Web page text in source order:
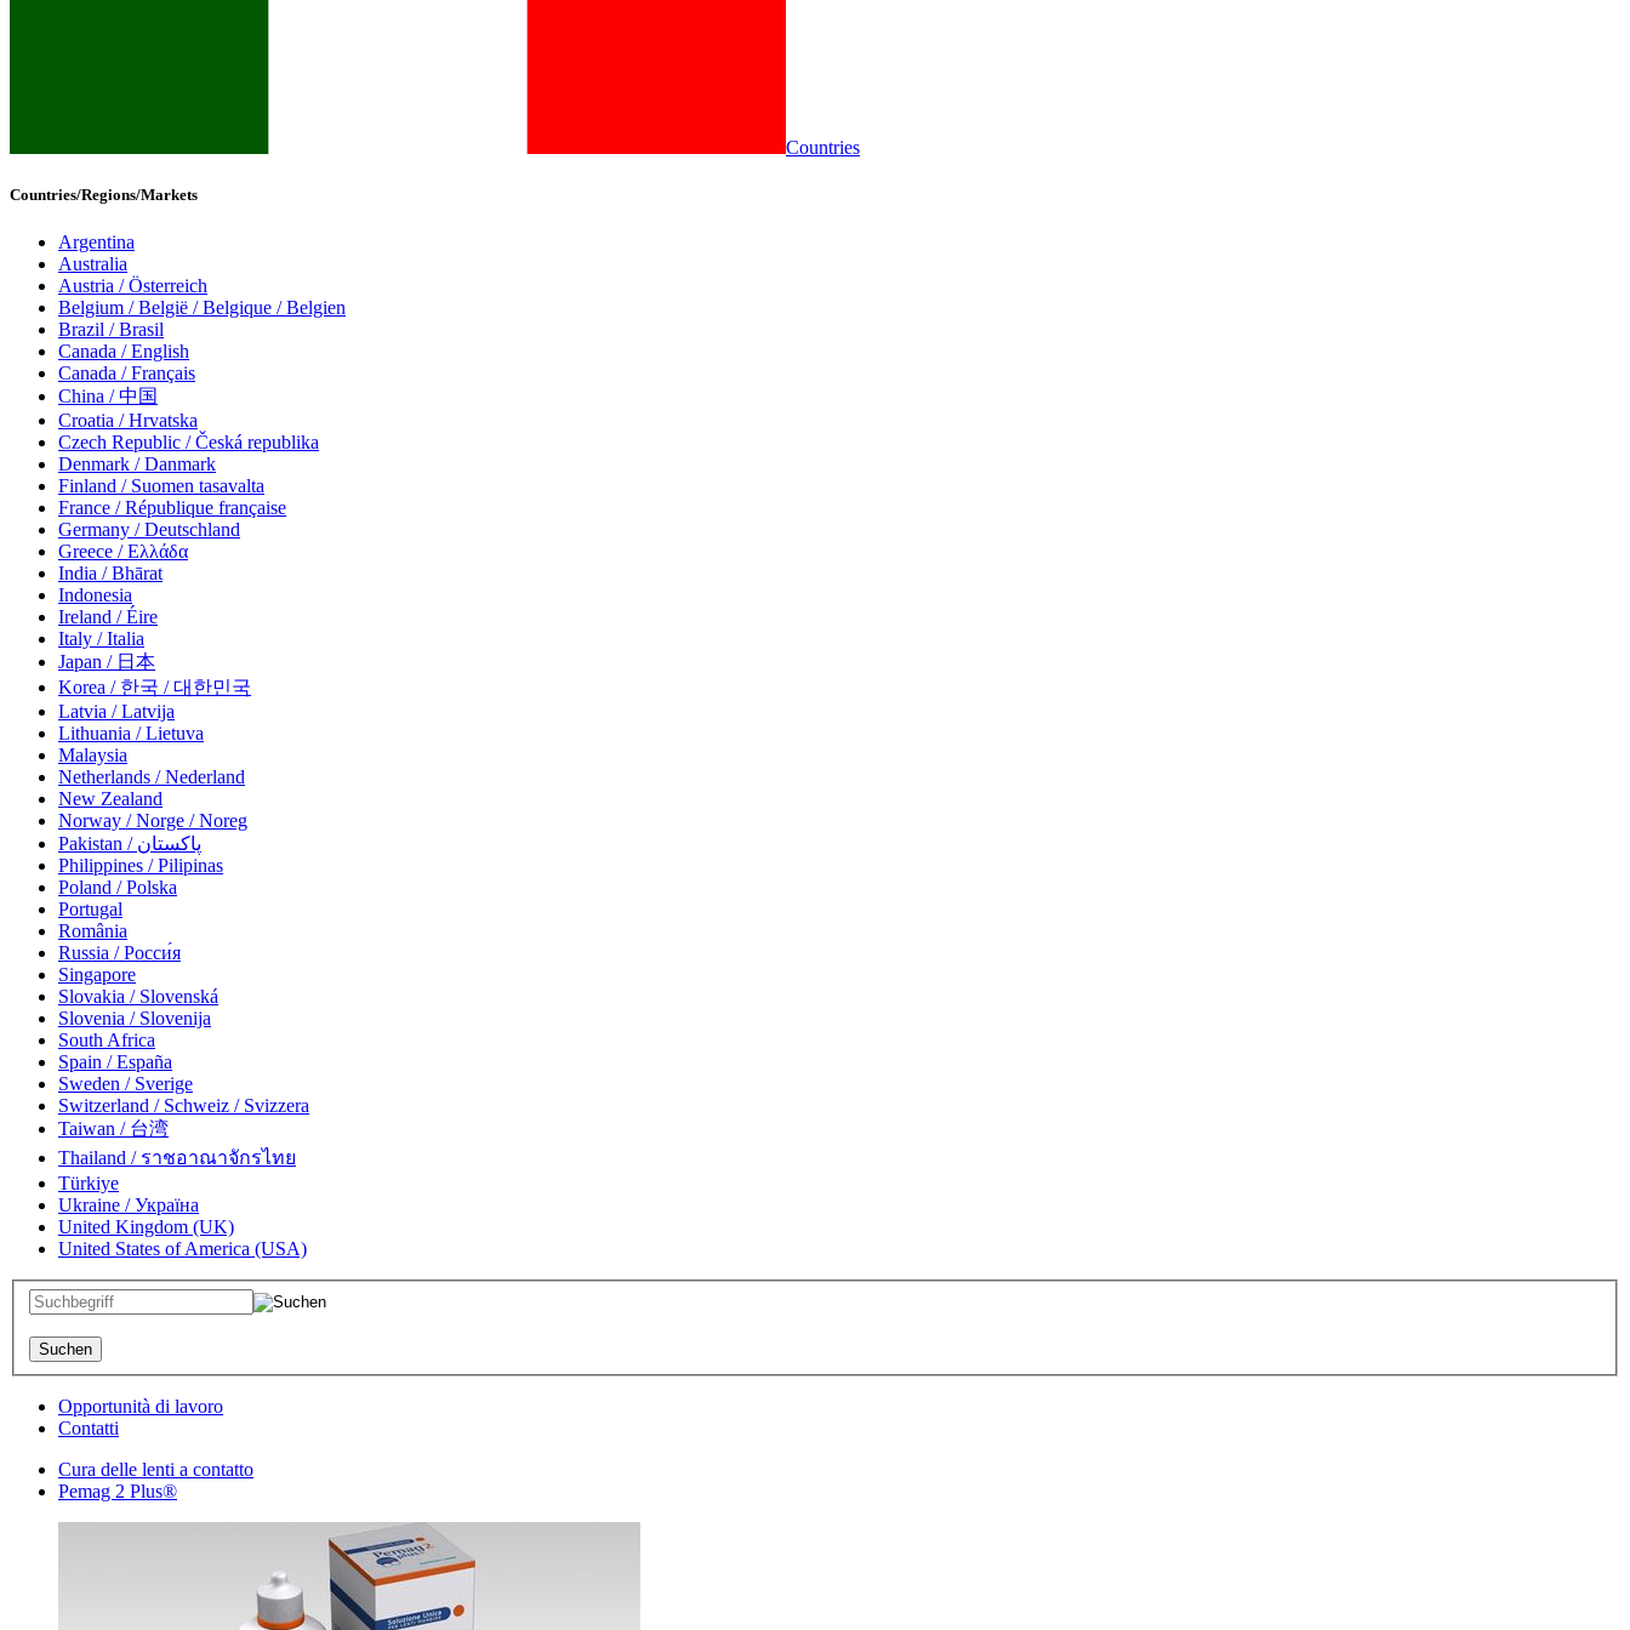
Countries
Countries/Regions/Markets
Argentina
Australia
Austria / Österreich
Belgium / België / Belgique / Belgien
Brazil / Brasil
Canada / English
Canada / Français
China / 中国
Croatia / Hrvatska
Czech Republic / Česká republika
Denmark / Danmark
Finland / Suomen tasavalta
France / République française
Germany / Deutschland
Greece / Ελλάδα
India / Bhārat
Indonesia
Ireland / Éire
Italy / Italia
Japan / 日本
Korea / 한국 / 대한민국
Latvia / Latvija
Lithuania / Lietuva
Malaysia
Netherlands / Nederland
New Zealand
Norway / Norge / Noreg
Pakistan / پاکستان
Philippines / Pilipinas
Poland / Polska
Portugal
România
Russia / Росси́я
Singapore
Slovakia / Slovenská
Slovenia / Slovenija
South Africa
Spain / España
Sweden / Sverige
Switzerland / Schweiz / Svizzera
Taiwan / 台湾
Thailand / ราชอาณาจักรไทย
Türkiye
Ukraine / Україна
United Kingdom (UK)
United States of America (USA)
Opportunità di lavoro
Contatti
Cura delle lenti a contatto
Pemag 2 Plus®